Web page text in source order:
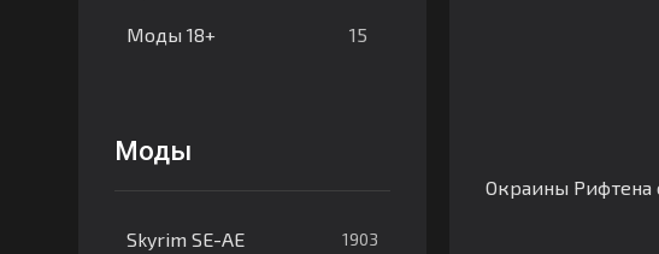
Моды 18+ 15
Моды
Skyrim SE-AE 1903
Окраины Рифтена